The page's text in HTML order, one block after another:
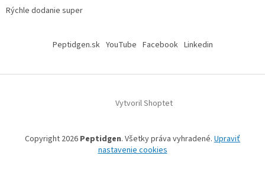
Rýchle dodanie super
Peptidgen.sk YouTube Facebook Linkedin
Vytvoril Shoptet
Copyright 2026 Peptidgen. Všetky práva vyhradené. Upraviť
nastavenie cookies